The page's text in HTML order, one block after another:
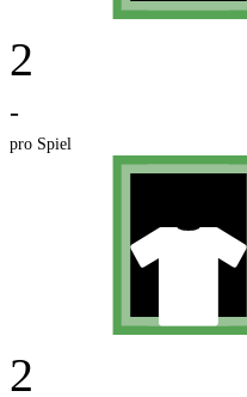
2
-
pro Spiel
2